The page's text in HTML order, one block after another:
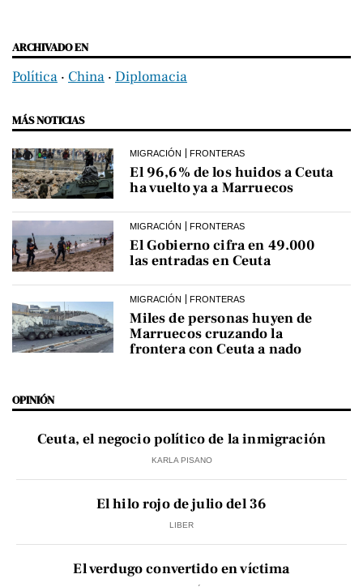
ARCHIVADO EN
Política ‧ China ‧ Diplomacia
MÁS NOTICIAS
MIGRACIÓN FRONTERAS
El 96,6% de los huidos a Ceuta
ha vuelto ya a Marruecos
MIGRACIÓN FRONTERAS
El Gobierno cifra en 49.000
las entradas en Ceuta
MIGRACIÓN FRONTERAS
Miles de personas huyen de
Marruecos cruzando la
frontera con Ceuta a nado
OPINIÓN
Ceuta, el negocio político de la inmigración
KARLA PISANO
El hilo rojo de julio del 36
LIBER
El verdugo convertido en víctima